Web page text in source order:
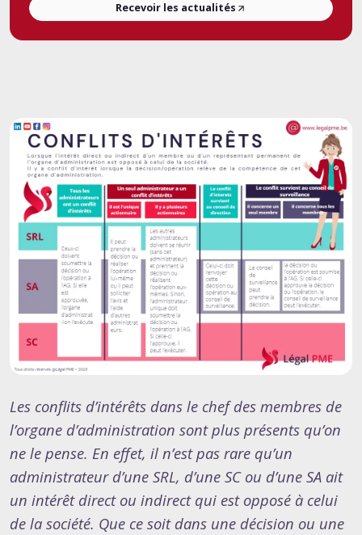
Recevoir les actualités
Les conflits d’intérêts dans le chef des membres de
l’organe d’administration sont plus présents qu’on
ne le pense. En effet, il n’est pas rare qu’un
administrateur d’une SRL, d’une SC ou d’une SA ait
un intérêt direct ou indirect qui est opposé à celui
de la société. Que ce soit dans une décision ou une